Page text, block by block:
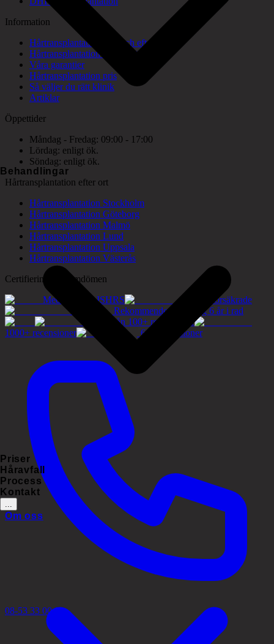
Behandlingar
Priser
Håravfall
Process
Kontakt
...
Om oss
Information
Hårtransplantation före och efter bilder
Hårtransplantation konsultation
Våra garantier
Hårtransplantation pris
Så väljer du rätt klinik
Artiklar
Öppettider
Måndag - Fredag: 09:00 - 17:00
Lördag: enligt ök.
Söndag: enligt ök.
Hårtransplantation efter ort
Hårtransplantation Stockholm
Hårtransplantation Göteborg
Hårtransplantation Malmö
Hårtransplantation Lund
Hårtransplantation Uppsala
Hårtransplantation Västerås
Certifieringar & omdömen
Medlemmar i ISHRS
Tryggt försäkrade
Rekommenderat företag 6 år i rad
5.0/5 från 100+ recensioner
1000+ recensioner
60+ recensioner
08-53 33 00 02